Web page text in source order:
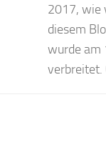
2017, wie
diesem
wurde am
verbreitet.